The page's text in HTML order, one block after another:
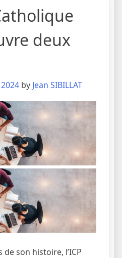
deux
by Jean SIBILLAT
son histoire, l’ICP